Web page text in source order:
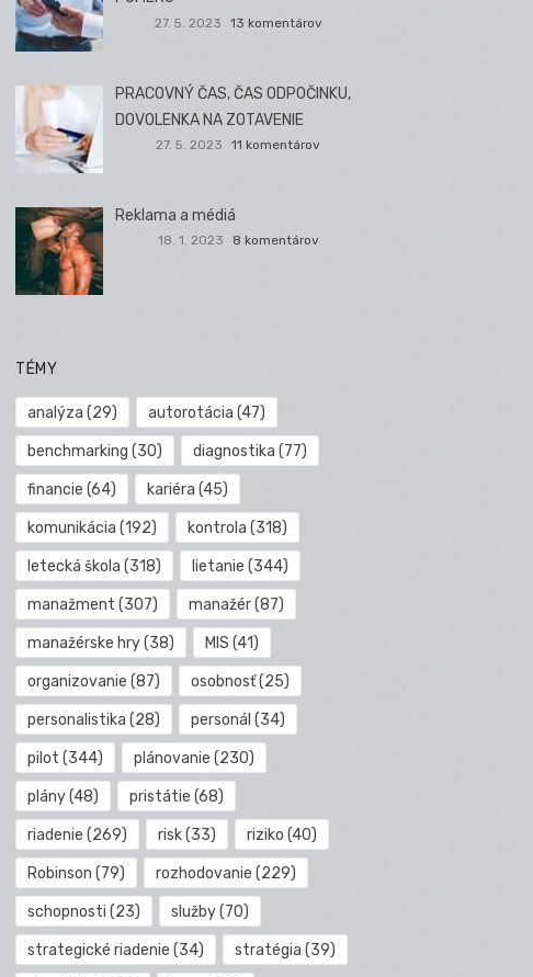
27. 5. 2023 13 komentárov
PRACOVNÝ ČAS, ČAS ODPOČINKU,
DOVOLENKA NA ZOTAVENIE
27. 5. 2023 11 komentárov
Reklama a médiá
18. 1. 2023 8 komentárov
TÉMY
analýza (29) autorotácia (47)
benchmarking (30) diagnostika (77)
financie (64) kariéra (45)
komunikácia (192) kontrola (318)
letecká škola (318) lietanie (344)
manažment (307) manažér(87)
manažérske hry(38) MIS (41)
organizovanie (87) osobnosť(25)
personalistika (28) personál (34)
pilot (344) plánovanie (230)
plány(48) pristátie (68)
riadenie (269) risk(33) riziko (40)
Robinson (79) rozhodovanie (229)
schopnosti (23) služby(70)
strategické riadenie (34) stratégia (39)